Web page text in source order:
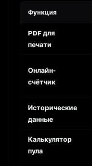
Функция
PDF для
печати
Онлайн-
счётчик
Исторические
данные
Калькулятор
пула